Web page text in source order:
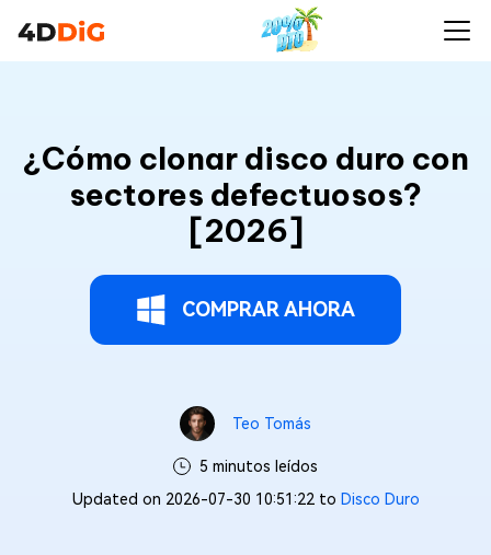
¿Cómo clonar disco duro con
sectores defectuosos?
[2026]
COMPRAR AHORA
Teo Tomás
5 minutos leídos
Updated on 2026-07-30 10:51:22 to Disco Duro